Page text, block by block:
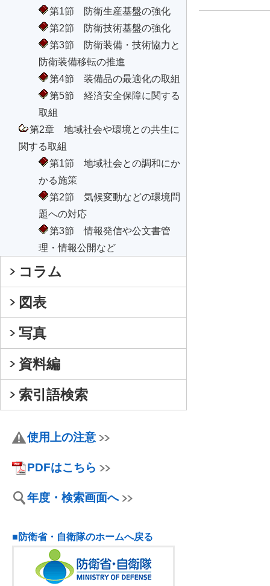
第1節 防衛生産基盤の強化
第2節 防衛技術基盤の強化
第3節 防衛装備・技術協力と
防衛装備移転の推進
第4節 装備品の最適化の取組
第5節 経済安全保障に関する
取組
第2章 地域社会や環境との共生に
関する取組
第1節 地域社会との調和にか
かる施策
第2節 気候変動などの環境問
題への対応
第3節 情報発信や公文書管
理・情報公開など
コラム
図表
写真
資料編
索引語検索
使用上の注意
PDFはこちら
年度・検索画面へ
■防衛省・自衛隊のホームへ戻る